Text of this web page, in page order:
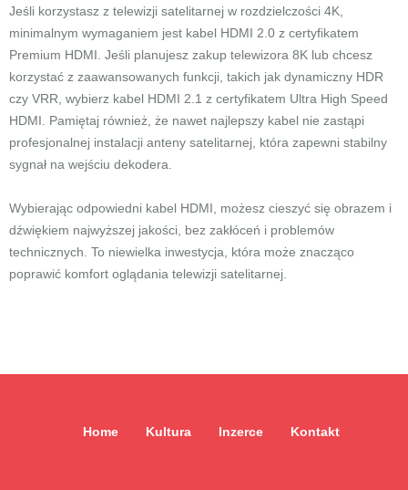
Jeśli korzystasz z telewizji satelitarnej w rozdzielczości 4K,
minimalnym wymaganiem jest kabel HDMI 2.0 z certyfikatem
Premium HDMI. Jeśli planujesz zakup telewizora 8K lub chcesz
korzystać z zaawansowanych funkcji, takich jak dynamiczny HDR
czy VRR, wybierz kabel HDMI 2.1 z certyfikatem Ultra High Speed
HDMI. Pamiętaj również, że nawet najlepszy kabel nie zastąpi
profesjonalnej instalacji anteny satelitarnej, która zapewni stabilny
sygnał na wejściu dekodera.
Wybierając odpowiedni kabel HDMI, możesz cieszyć się obrazem i
dźwiękiem najwyższej jakości, bez zakłóceń i problemów
technicznych. To niewielka inwestycja, która może znacząco
poprawić komfort oglądania telewizji satelitarnej.
Home Kultura Inzerce Kontakt